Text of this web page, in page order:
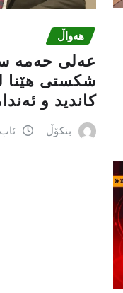
هەواڵ
عه‌لی‌ حه‌مه‌
شكستی‌ هێنا
كاندید و
بنکۆڵ ئاب 6, 2026